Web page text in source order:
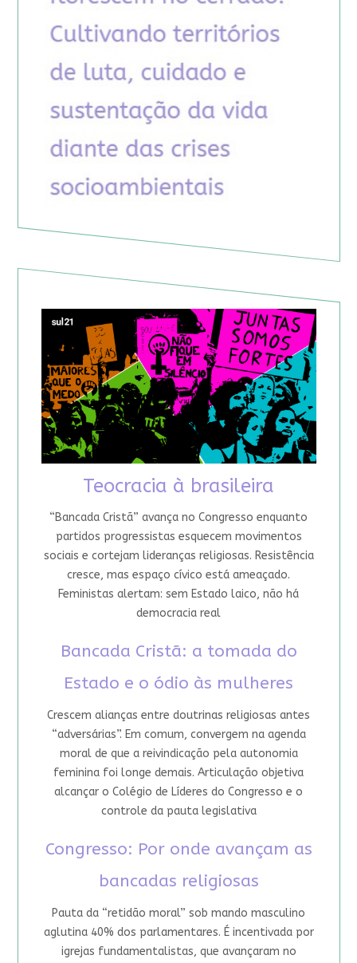
Teocracia à brasileira
“Bancada Cristã” avança no Congresso enquanto
partidos progressistas esquecem movimentos
sociais e cortejam lideranças religiosas. Resistência
cresce, mas espaço cívico está ameaçado.
Feministas alertam: sem Estado laico, não há
democracia real
Bancada Cristã: a tomada do
Estado e o ódio às mulheres
Crescem alianças entre doutrinas religiosas antes
“adversárias”. Em comum, convergem na agenda
moral de que a reivindicação pela autonomia
feminina foi longe demais. Articulação objetiva
alcançar o Colégio de Líderes do Congresso e o
controle da pauta legislativa
Congresso: Por onde avançam as
bancadas religiosas
Pauta da “retidão moral” sob mando masculino
aglutina 40% dos parlamentares. É incentivada por
igrejas fundamentalistas, que avançaram no